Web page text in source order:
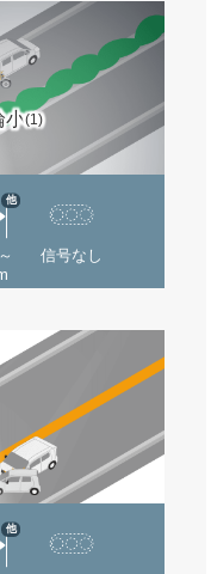
小(1)
他
信号なし
他